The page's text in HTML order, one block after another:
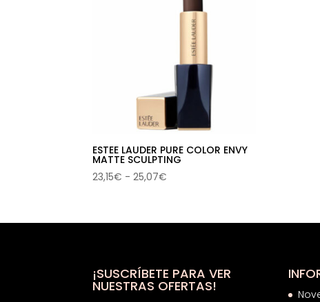
ESTEE LAUDER PURE COLOR ENVY
MATTE SCULPTING
23,15€ - 25,07€
desde
25,07€
¡SUSCRÍBETE PARA VER
NUESTRAS OFERTAS!